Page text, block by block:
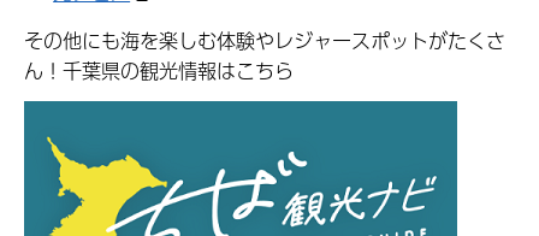
その他にも海を楽しむ体験やレジャースポットがたくさ
ん！千葉県の観光情報はこちら